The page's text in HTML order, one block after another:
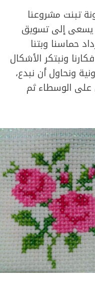
تبنت مشروعنا
إلى تسويق
حماسنا وبتنا
ونبتكر الأشكال
ونحاول أن نبدع،
الوسطاء ثم